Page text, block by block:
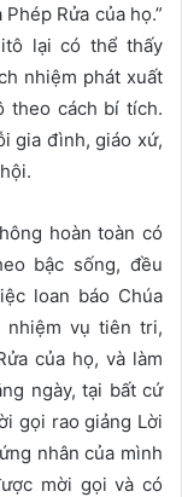
Rửa của họ.”
lại có thể thấy
nhiệm phát xuất
theo cách bí tích.
gia đình, giáo xứ,
hoàn toàn có
bậc sống, đều
loan báo Chúa
vụ tiên tri,
của họ, và làm
ngày, tại bất cứ
gọi rao giảng Lời
nhân của mình
mời gọi và có